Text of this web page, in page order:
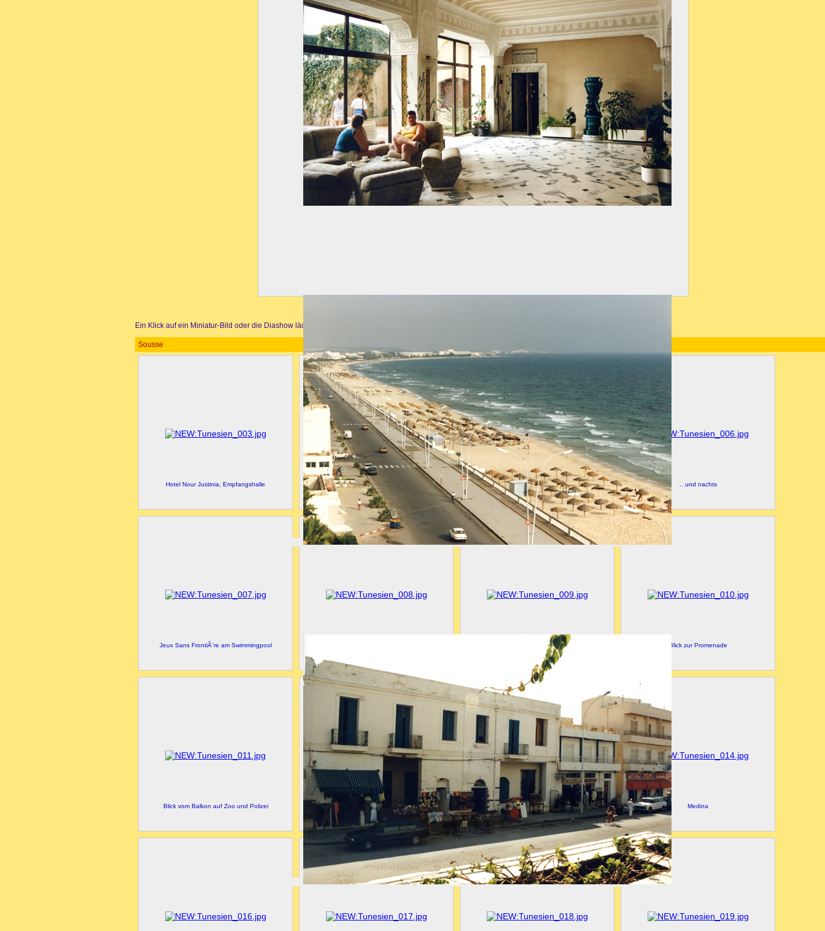
Ein Klick auf ein Miniatur-Bild oder die Diashow lädt das aktuelle Bild in 2000x1358 (ca. 700 - 1000KB).
Sousse
Hotel Nour Justinia, Empfangshalle Unser Strand um09:00Uhr (vom Hoteldach) die Touri-Meile vorm Hotel tagsÃ¼ber .. und nachts
Jeux Sans FrontiÃ¨re am Swimmingpool Alleinunterhalter am Abend Blick zur Promenade
Blick vom Balkon auf Zoo und Polizei Blick vom Hoteldach: links Medina, rechts Kirche Kirche mit Tele Medina